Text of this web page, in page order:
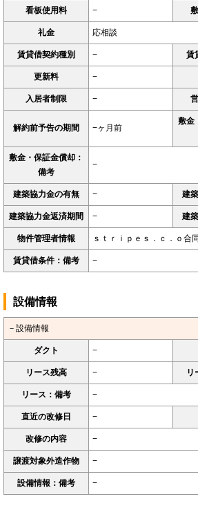
看板使用料 −
礼金 応相談
賃貸借契約種別 − 賃
更新料 −
入居者制限 −
解約前予告の期間 −ヶ月前
敷金
敷金・保証金償却：
備考
−
建築協力金の有無 − 建
建築協力金返済期間 − 建
物件管理者情報 ｓｔｒｉｐｅｓ．ｃ．ｏ合
賃貸借条件：備考 −
設備情報
－設備情報
ダクト −
リース残高 − リ
リース：備考 −
直近の改修日 −
改修の内容 −
譲渡対象外造作物 −
設備情報：備考 −